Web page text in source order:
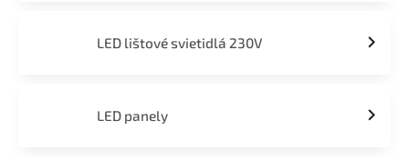
LED lištové svietidlá 230V
LED panely